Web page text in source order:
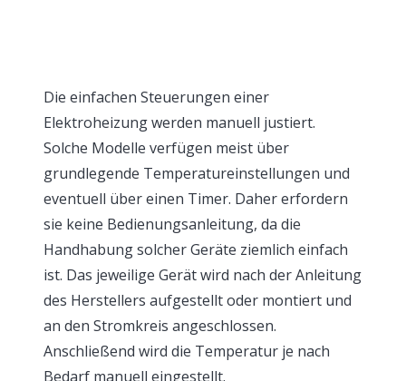
Die einfachen Steuerungen einer
Elektroheizung werden manuell justiert.
Solche Modelle verfügen meist über
grundlegende Temperatureinstellungen und
eventuell über einen Timer. Daher erfordern
sie keine Bedienungsanleitung, da die
Handhabung solcher Geräte ziemlich einfach
ist. Das jeweilige Gerät wird nach der Anleitung
des Herstellers aufgestellt oder montiert und
an den Stromkreis angeschlossen.
Anschließend wird die Temperatur je nach
Bedarf manuell eingestellt.